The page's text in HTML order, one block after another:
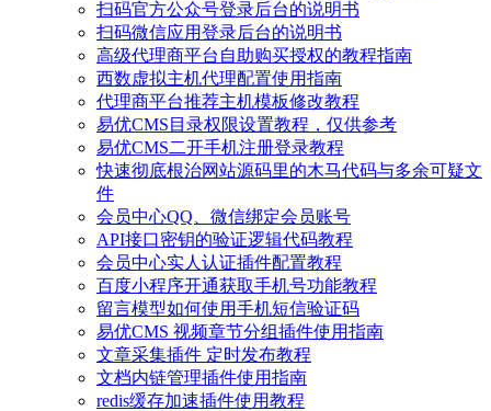
扫码官方公众号登录后台的说明书
扫码微信应用登录后台的说明书
高级代理商平台自助购买授权的教程指南
西数虚拟主机代理配置使用指南
代理商平台推荐主机模板修改教程
易优CMS目录权限设置教程，仅供参考
易优CMS二开手机注册登录教程
快速彻底根治网站源码里的木马代码与多余可疑文
件
会员中心QQ、微信绑定会员账号
API接口密钥的验证逻辑代码教程
会员中心实人认证插件配置教程
百度小程序开通获取手机号功能教程
留言模型如何使用手机短信验证码
易优CMS 视频章节分组插件使用指南
文章采集插件 定时发布教程
文档内链管理插件使用指南
redis缓存加速插件使用教程